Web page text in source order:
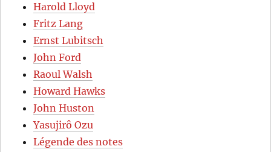
Harold Lloyd
Fritz Lang
Ernst Lubitsch
John Ford
Raoul Walsh
Howard Hawks
John Huston
Yasujirô Ozu
Légende des notes